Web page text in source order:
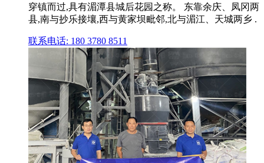
穿镇而过,具有湄潭县城后花园之称。 东靠余庆、凤冈两
县,南与抄乐接壤,西与黄家坝毗邻,北与湄江、天城两乡 .
联系电话: 180 3780 8511